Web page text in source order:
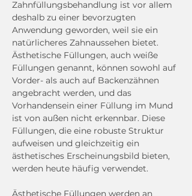
Zahnfüllungsbehandlung ist vor allem
deshalb zu einer bevorzugten
Anwendung geworden, weil sie ein
natürlicheres Zahnaussehen bietet.
Ästhetische Füllungen, auch weiße
Füllungen genannt, können sowohl auf
Vorder- als auch auf Backenzähnen
angebracht werden, und das
Vorhandensein einer Füllung im Mund
ist von außen nicht erkennbar. Diese
Füllungen, die eine robuste Struktur
aufweisen und gleichzeitig ein
ästhetisches Erscheinungsbild bieten,
werden heute häufig verwendet.
Ästhetische Füllungen werden an